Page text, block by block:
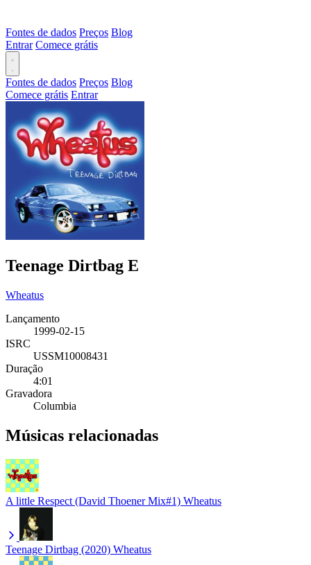
Fontes de dados Preços Blog
Entrar Comece grátis
Fontes de dados Preços Blog
Comece grátis Entrar
Teenage Dirtbag E
Wheatus
Lançamento
1999-02-15
ISRC
USSM10008431
Duração
4:01
Gravadora
Columbia
Músicas relacionadas
A little Respect (David Thoener Mix#1) Wheatus
Teenage Dirtbag (2020) Wheatus